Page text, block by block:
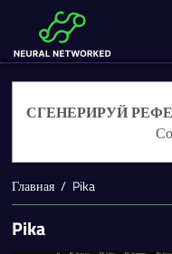
СГЕНЕРИРУЙ
Главная Pika
Pika